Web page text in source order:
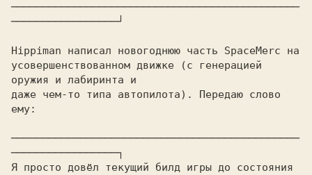
──────────────────────────────────────────────
─────────────────┘
Hippiman написал новогоднюю часть SpaceMerc на
усовершенствованном движке (с генерацией
оружия и лабиринта и
даже чем-то типа автопилота). Передаю слово
ему:
──────────────────────────────────────────────
─────────────────┐
Я просто довёл текущий билд игры до состояния